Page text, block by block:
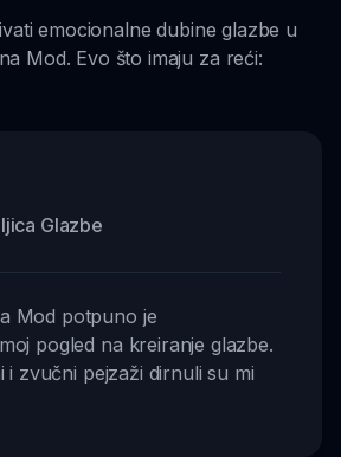
emocionalne dubine glazbe u
Mod. Evo što imaju za reći:
Glazbe
Mod potpuno je
pogled na kreiranje glazbe.
i zvučni pejzaži dirnuli su mi